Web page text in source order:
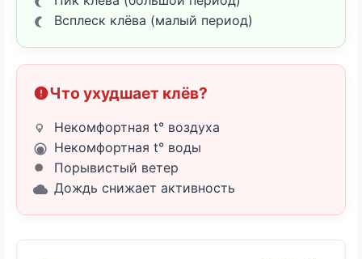
Всплеск клёва (малый период)
Что ухудшает клёв?
Некомфортная t° воздуха
Некомфортная t° воды
Порывистый ветер
Дождь снижает активность